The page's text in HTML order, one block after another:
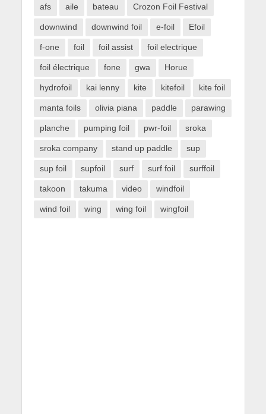
afs aile bateau Crozon Foil Festival
downwind downwind foil e-foil Efoil
f-one foil foil assist foil electrique
foil électrique fone gwa Horue
hydrofoil kai lenny kite kitefoil kite foil
manta foils olivia piana paddle parawing
planche pumping foil pwr-foil sroka
sroka company stand up paddle sup
sup foil supfoil surf surf foil surffoil
takoon takuma video windfoil
wind foil wing wing foil wingfoil